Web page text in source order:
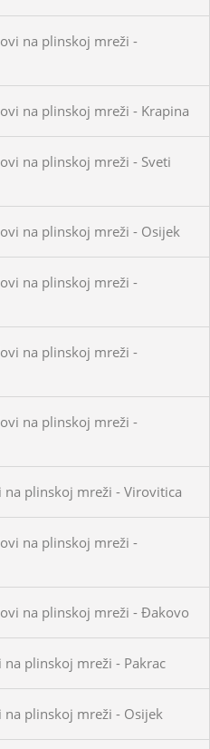
na plinskoj mreži -
na plinskoj mreži - Krapina
na plinskoj mreži - Sveti
na plinskoj mreži - Osijek
na plinskoj mreži -
na plinskoj mreži -
na plinskoj mreži -
plinskoj mreži - Virovitica
na plinskoj mreži -
na plinskoj mreži - Đakovo
plinskoj mreži - Pakrac
plinskoj mreži - Osijek